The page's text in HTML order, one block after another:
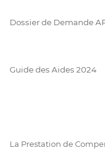
Dossier de Demande
Guide des Aides 2024
La Prestation de